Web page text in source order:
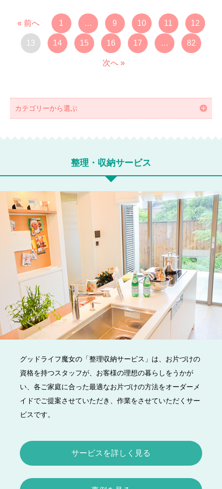
« 前へ 1 … 9 10 11 12
13 14 15 16 17 … 82
次へ »
カテゴリーから選ぶ
整理・収納サービス
グッドライフ魔女の「整理収納サービス」は、お片づけの
資格を持つスタッフが、お客様の理想の暮らしをうかが
い、各ご家庭に合った最適なお片づけの方法をオーダーメ
イドでご提案させていただき、作業をさせていただくサー
ビスです。
サービスを詳しく見る